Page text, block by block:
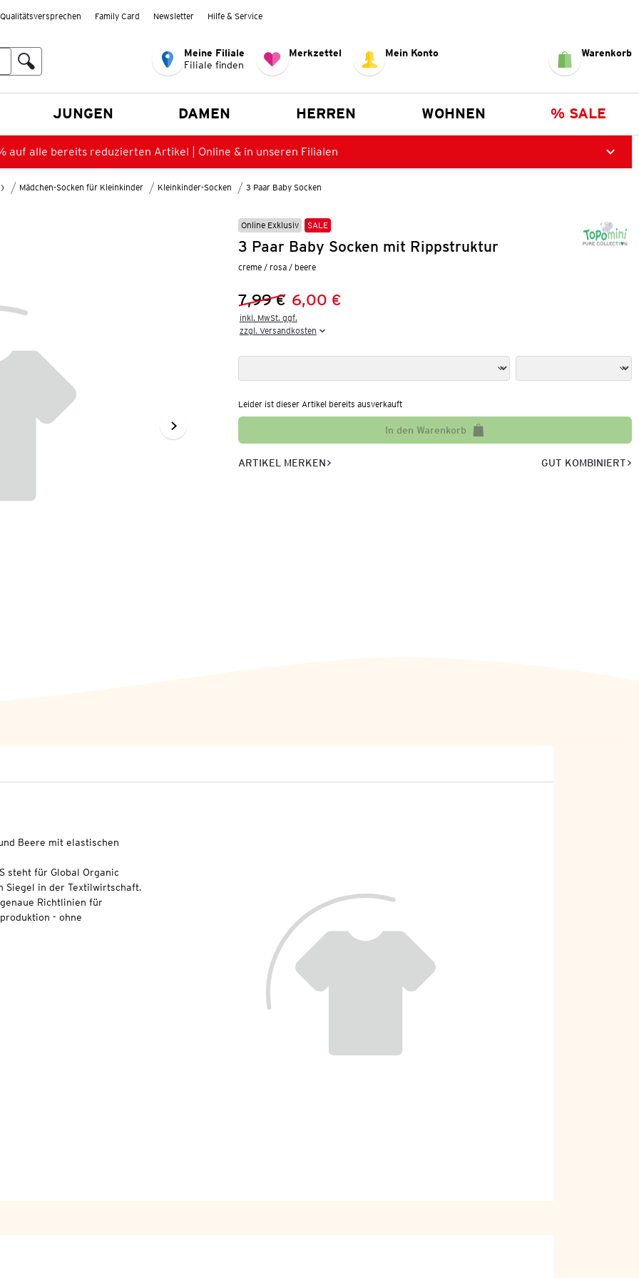
Qualitätsversprechen Family Card Newsletter Hilfe & Service
Meine Filiale
Filiale finden
Merkzettel Mein Konto Warenkorb
JUNGEN DAMEN HERREN WOHNEN % SALE
auf alle bereits reduzierten Artikel | Online & in unseren Filialen
Mädchen-Socken für Kleinkinder Kleinkinder-Socken 3 Paar Baby Socken
Online Exklusiv SALE
3 Paar Baby Socken mit Rippstruktur
creme / rosa / beere
Vorheriger Preis:
7,99 €
Neuer Preis:
6,00 €
inkl. MwSt. ggf.
zzgl. Versandkosten
Leider ist dieser Artikel bereits ausverkauft
In den Warenkorb
ARTIKEL MERKEN GUT KOMBINIERT
Beere mit elastischen
steht für Global Organic
Siegel in der Textilwirtschaft.
Richtlinien für
- ohne